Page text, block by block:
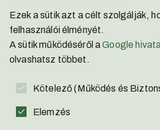
Facebook
Ezek a sütik azt a célt szolgálják,
felhasználói élményét.
A sütik működéséről aGoogle
olvashatsz többet.
Kötelező (Működés és
Elemzés